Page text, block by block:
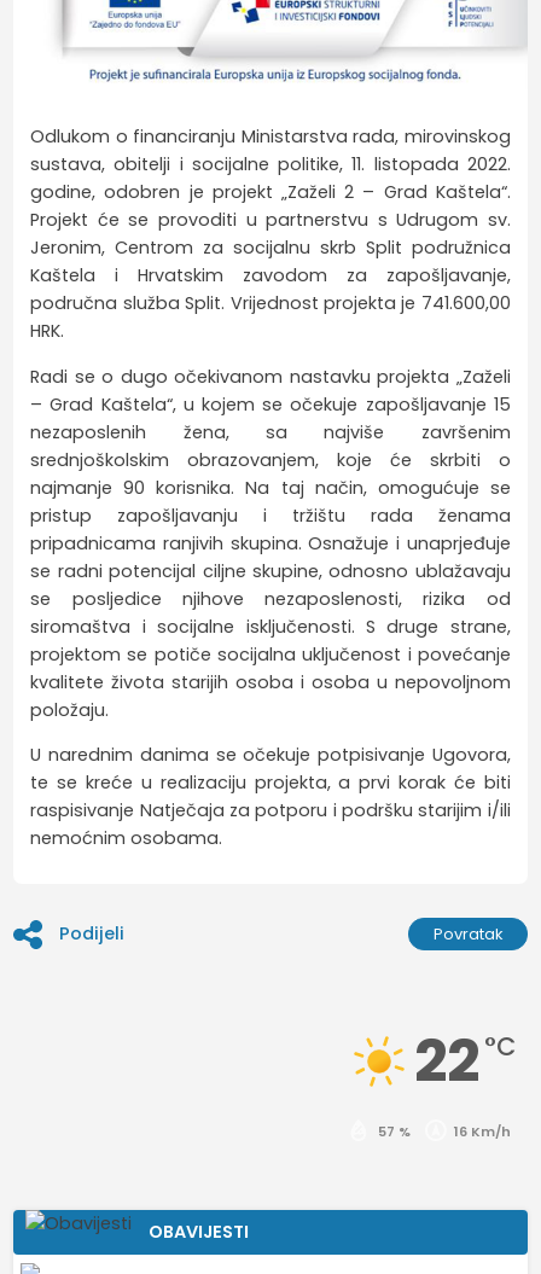
Odlukom o financiranju Ministarstva rada, mirovinskog
sustava, obitelji i socijalne politike, 11. listopada 2022.
godine, odobren je projekt „Zaželi 2 – Grad Kaštela“.
Projekt će se provoditi u partnerstvu s Udrugom sv.
Jeronim, Centrom za socijalnu skrb Split podružnica
Kaštela i Hrvatskim zavodom za zapošljavanje,
područna služba Split. Vrijednost projekta je 741.600,00
HRK.
Radi se o dugo očekivanom nastavku projekta „Zaželi
– Grad Kaštela“, u kojem se očekuje zapošljavanje 15
nezaposlenih žena, sa najviše završenim
srednjoškolskim obrazovanjem, koje će skrbiti o
najmanje 90 korisnika. Na taj način, omogućuje se
pristup zapošljavanju i tržištu rada ženama
pripadnicama ranjivih skupina. Osnažuje i unaprjeđuje
se radni potencijal ciljne skupine, odnosno ublažavaju
se posljedice njihove nezaposlenosti, rizika od
siromaštva i socijalne isključenosti. S druge strane,
projektom se potiče socijalna uključenost i povećanje
kvalitete života starijih osoba i osoba u nepovoljnom
položaju.
U narednim danima se očekuje potpisivanje Ugovora,
te se kreće u realizaciju projekta, a prvi korak će biti
raspisivanje Natječaja za potporu i podršku starijim i/ili
nemoćnim osobama.
Podijeli Povratak
22 °C
57 % 16 Km/h
OBAVIJESTI